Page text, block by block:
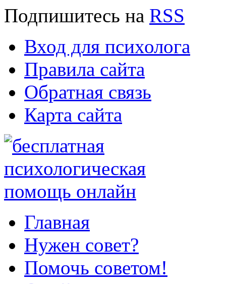
Подпишитесь на RSS
Вход для психолога
Правила сайта
Обратная связь
Карта сайта
Главная
Нужен совет?
Помочь советом!